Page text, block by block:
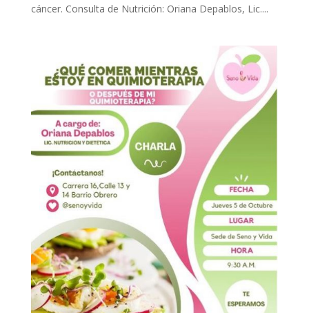
cáncer. Consulta de Nutrición: Oriana Depablos, Lic....